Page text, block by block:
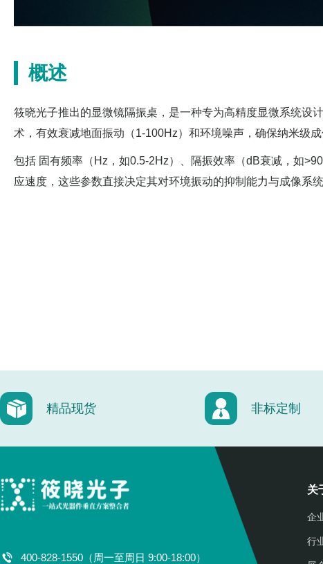
概述
筱晓光子推出的显微镜隔振桌，是一种专为高精度显微系统设
术，有效衰减地面振动（1-100Hz）和环境噪声，确保纳米级成
包括 固有频率（Hz，如0.5-2Hz）、隔振效率（dB衰减，如
应速度，这些参数直接决定其对环境振动的抑制能力与成像系统
精品现货 非标定制
400-828-1550（周一至周日 9:00-18:00）
关
企
行